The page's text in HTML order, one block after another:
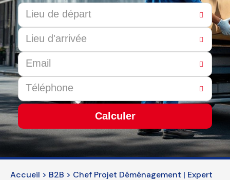
Calculer
This
should
be
Accueil > B2B > Chef Projet Déménagement | Expert